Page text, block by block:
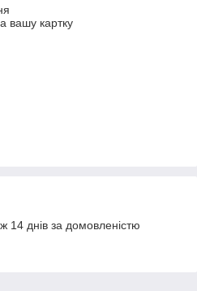
вашу картку
14 днів за домовленістю